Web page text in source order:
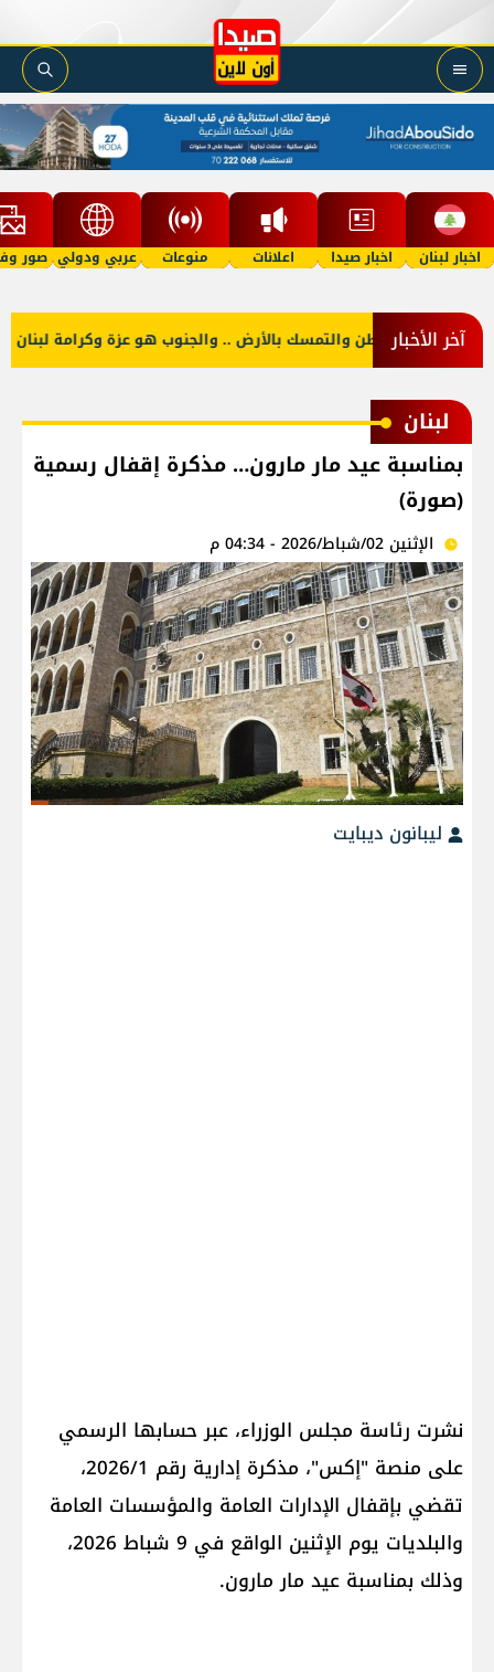
اخبار لبنان اخبار صيدا اعلانات منوعات عربي ودولي صور
آخر الأخبار
حب الوطن والتمسك بالأرض .. والجنوب هو عزة وكرامة لبنان
لبنان
بمناسبة عيد مار مارون… مذكرة إقفال رسمية
(صورة)
الإثنين 02/شباط/2026 - 04:34 م
ليبانون ديبايت
نشرت رئاسة مجلس الوزراء، عبر حسابها الرسمي
على منصة "إكس"، مذكرة إدارية رقم 2026/1،
تقضي بإقفال الإدارات العامة والمؤسسات العامة
والبلديات يوم الإثنين الواقع في 9 شباط 2026،
وذلك بمناسبة عيد مار مارون.